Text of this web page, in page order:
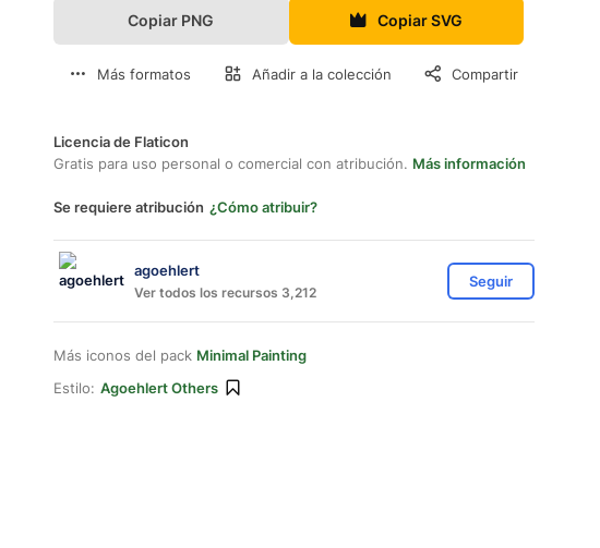
Copiar PNG Copiar SVG
Más formatos Añadir a la colección Compartir
Licencia de Flaticon
Gratis para uso personal o comercial con atribución. Más información
Se requiere atribución ¿Cómo atribuir?
agoehlert
Ver todos los recursos 3,212
Seguir
Más iconos del pack Minimal Painting
Estilo: Agoehlert Others